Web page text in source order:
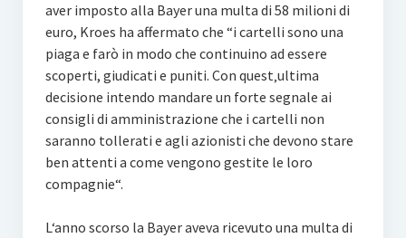
aver imposto alla Bayer una multa di 58 milioni di
euro, Kroes ha affermato che “i cartelli sono una
piaga e farò in modo che continuino ad essere
scoperti, giudicati e puniti. Con quest‚ultima
decisione intendo mandare un forte segnale ai
consigli di amministrazione che i cartelli non
saranno tollerati e agli azionisti che devono stare
ben attenti a come vengono gestite le loro
compagnie“.
L‘anno scorso la Bayer aveva ricevuto una multa di